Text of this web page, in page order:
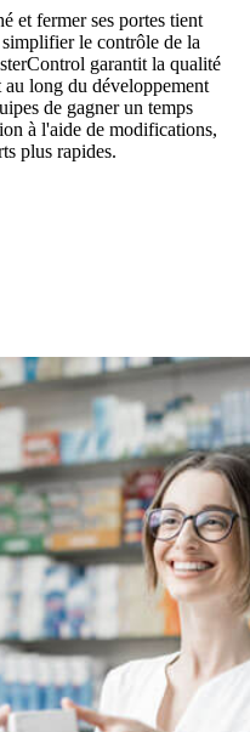
et fermer ses portes tient
le contrôle de la
garantit la qualité
au long du développement
de gagner un temps
à l'aide de modifications,
plus rapides.